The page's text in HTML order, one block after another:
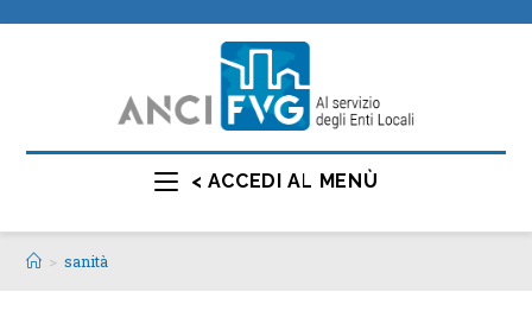
< ACCEDI AL MENÙ
> sanità